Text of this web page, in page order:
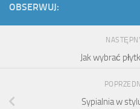
OBSERWUJ:
Jak wybrać
Sypialnia w